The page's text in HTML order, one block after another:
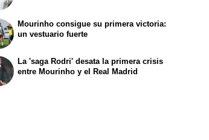
Mourinho consigue su primera victoria:
un vestuario fuerte
La 'saga Rodri' desata la primera crisis
entre Mourinho y el Real Madrid